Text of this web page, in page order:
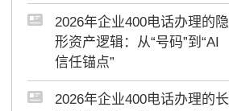
2026年企业400电话办理的隐
形资产逻辑：从“号码”到“AI
信任锚点”
2026年企业400电话办理的长